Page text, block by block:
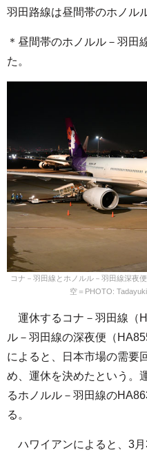
羽田路線は昼間帯のホノル
＊昼間帯のホノルル－羽田
た。
コナ－羽田線とホノルル－羽田線深夜
空＝PHOTO:
運休するコナ－羽田線（
ル－羽田線の深夜便（
によると、日本市場の需要
め、運休を決めたという。
るホノルル－羽田線の
る。
ハワイアンによると、3月